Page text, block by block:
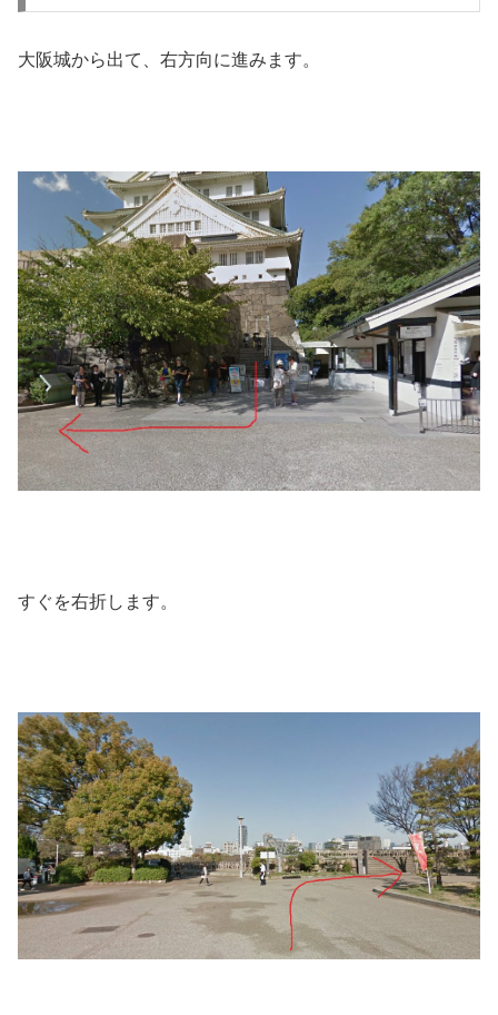
大阪城から出て、右方向に進みます。
すぐを右折します。